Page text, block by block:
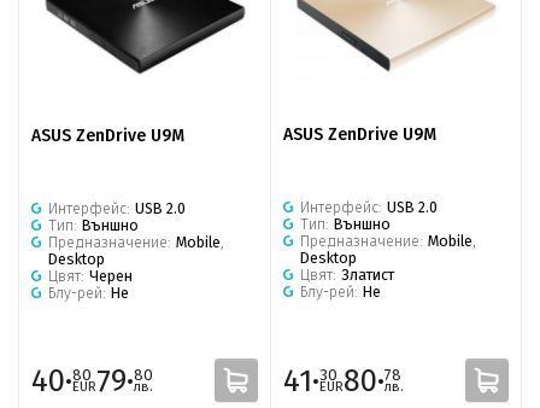
ASUS ZenDrive U9M
Интерфейс: USB 2.0
Тип: Външно
Предназначение: Mobile
Desktop
Цвят: Черен
Блу-рей: Не
40·80
EUR79·80
лв.
ASUS ZenDrive U9M
Интерфейс: USB 2.0
Тип: Външно
Предназначение: Mobile
Desktop
Цвят: Златист
Блу-рей: Не
41·30
EUR80·78
лв.